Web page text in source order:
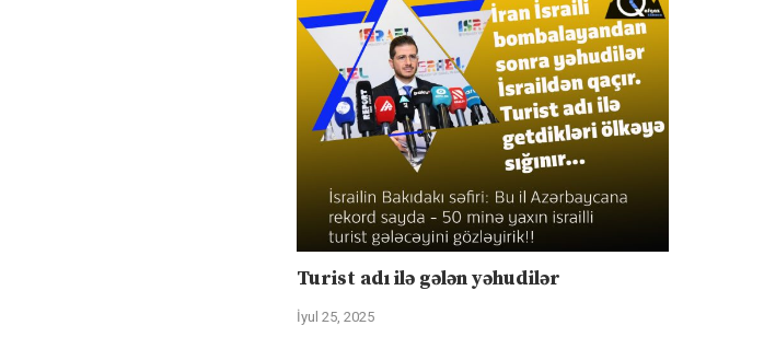
Turist adı ilə gələn yəhudilər
İyul 25, 2025